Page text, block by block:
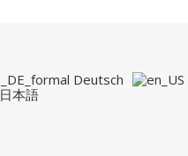
Deutsch
日本語